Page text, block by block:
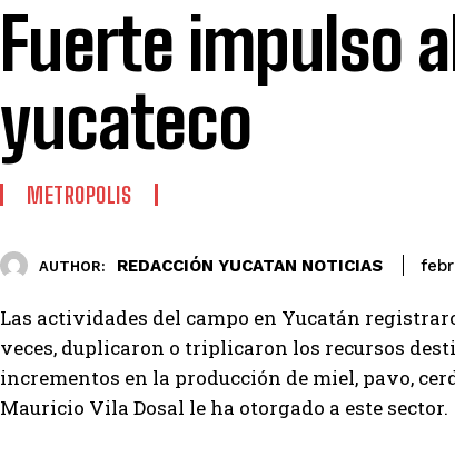
Fuerte impulso
yucateco
METROPOLIS
AUTHOR: REDACCIÓN YUCATAN NOTICIAS
Las actividades del campo en Yucatán
veces, duplicaron o triplicaron los recursos
incrementos en la producción de miel, pavo,
Mauricio Vila Dosal le ha otorgado a este sector.